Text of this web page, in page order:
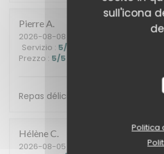
sull'icona
Politica
Pierre A
2026-08-08
Servizio : 5/5
Prezzo : 5/5
Repas délicieux, service très
HélèneC
2026-08-05